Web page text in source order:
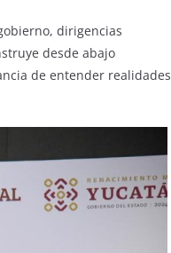
dirigencias
desde abajo
de entender realidades